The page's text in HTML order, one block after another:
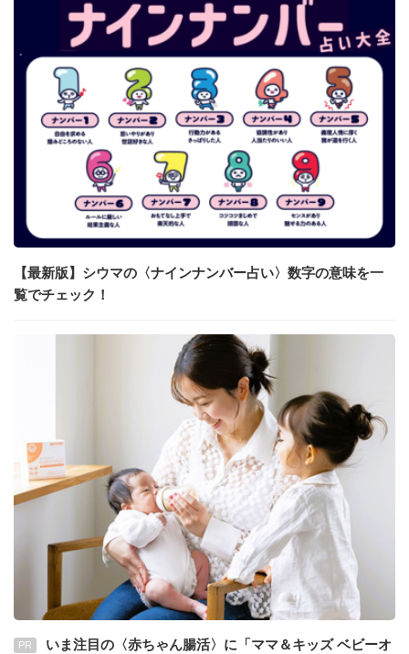
【最新版】シウマの〈ナインナンバー占い〉数字の意味を一
覧でチェック！
PR
いま注目の〈赤ちゃん腸活〉に「ママ＆キッズ ベビーオ